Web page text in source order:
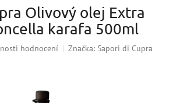
Olivový olej Extra
karafa 500ml
hodnocení Značka: Sapori di Cupra